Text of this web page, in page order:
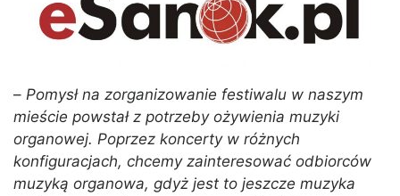
– Pomysł na zorganizowanie festiwalu w naszym
mieście powstał z potrzeby ożywienia muzyki
organowej. Poprzez koncerty w różnych
konfiguracjach, chcemy zainteresować odbiorców
muzyką organowa, gdyż jest to jeszcze muzyka